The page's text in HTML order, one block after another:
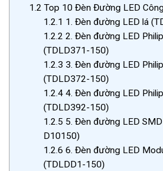
1.2 Top 10 Đèn Đường LED
1.2.1 1. Đèn đường LED lá
1.2.2 2. Đèn đường LED
(TDLD371-150)
1.2.3 3. Đèn đường LED
(TDLD372-150)
1.2.44. Đèn đường LED
(TDLD392-150)
1.2.5 5. Đèn đường LED
D10150)
1.2.6 6. Đèn đường LED
(TDLDD1-150)